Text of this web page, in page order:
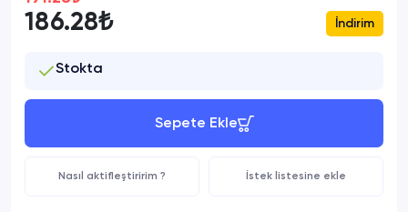
186.28₺ İndirim
Stokta
Sepete Ekle
Nasıl aktifleştiririm ? İstek listesine ekle